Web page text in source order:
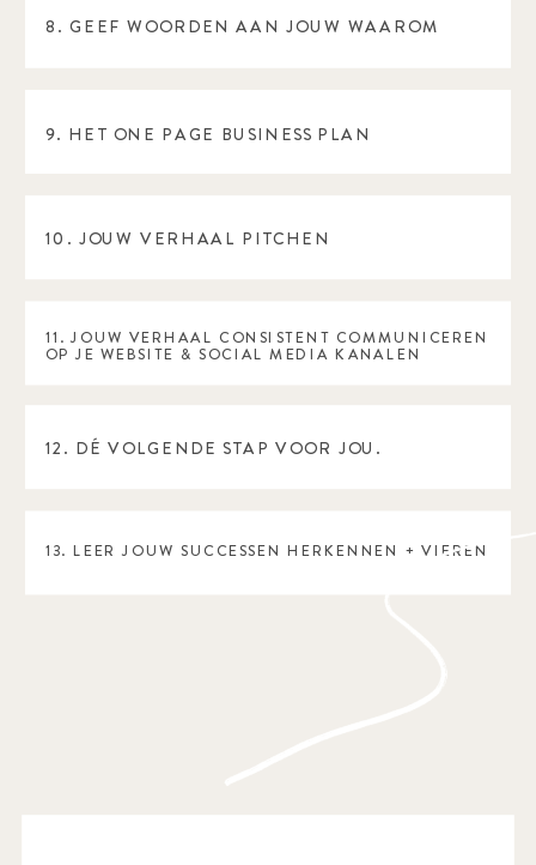
8. GEEF WOORDEN AAN JOUW WAAROM
9. HET ONE PAGE BUSINESS PLAN
10. JOUW VERHAAL PITCHEN
11. JOUW VERHAAL CONSISTENT COMMUNICEREN
OP JE WEBSITE & SOCIAL MEDIA KANALEN
13. LEER JOUW SUCCESSEN HERKENNEN + VIEREN
12. DÉ VOLGENDE STAP VOOR JOU.